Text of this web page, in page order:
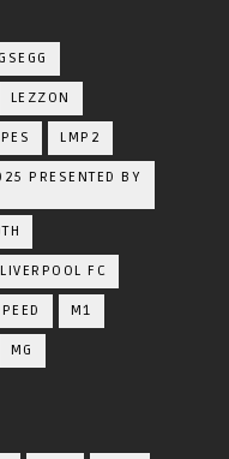
LEZZON
LMP2
PRESENTED BY
LIVERPOOL FC
M1
MG